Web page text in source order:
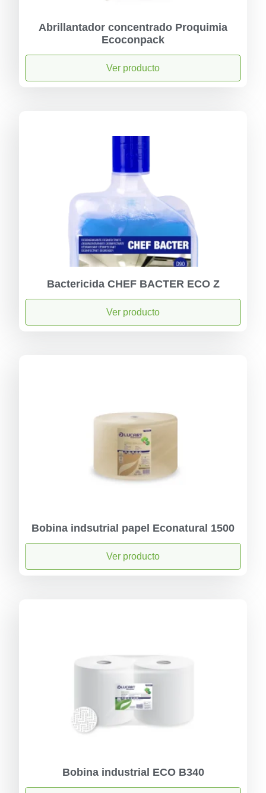
Abrillantador concentrado Proquimia
Ecoconpack
Ver producto
Bactericida CHEF BACTER ECO Z
Ver producto
Bobina indsutrial papel Econatural 1500
Ver producto
Bobina industrial ECO B340